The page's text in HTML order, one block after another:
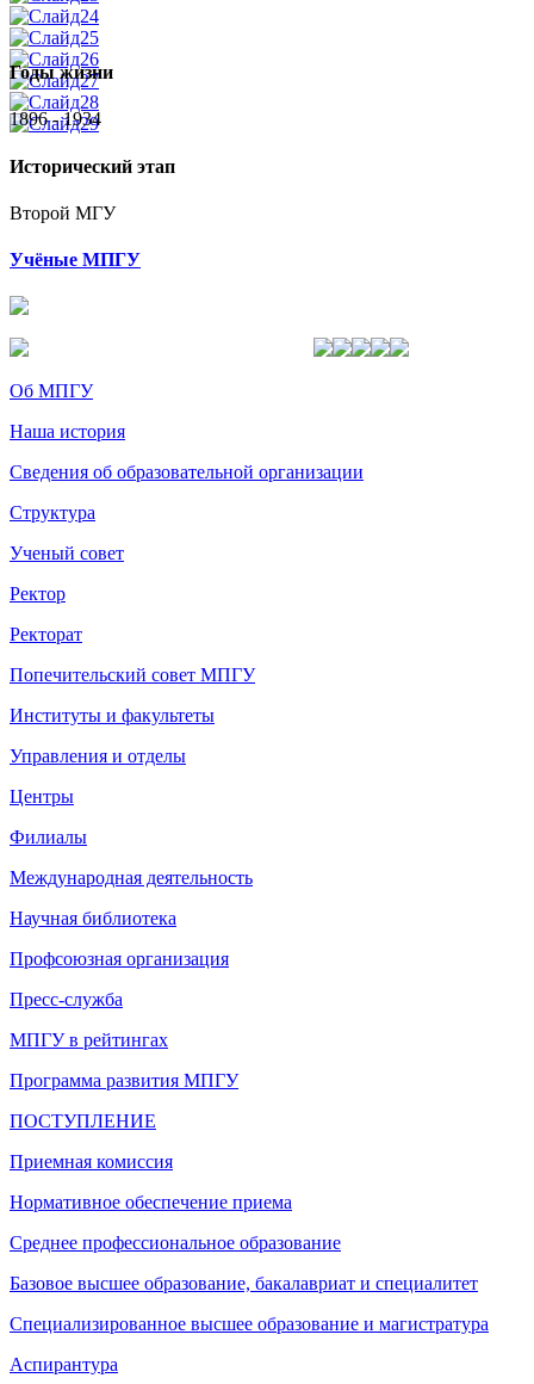
Годы жизни
1896 - 1934
Исторический этап
Второй МГУ
Учёные МПГУ
Об МПГУ
Наша история
Сведения об образовательной организации
Структура
Ученый совет
Ректор
Ректорат
Попечительский совет МПГУ
Институты и факультеты
Управления и отделы
Центры
Филиалы
Международная деятельность
Научная библиотека
Профсоюзная организация
Пресс-служба
МПГУ в рейтингах
Программа развития МПГУ
ПОСТУПЛЕНИЕ
Приемная комиссия
Нормативное обеспечение приема
Среднее профессиональное образование
Базовое высшее образование, бакалавриат и специалитет
Специализированное высшее образование и магистратура
Аспирантура